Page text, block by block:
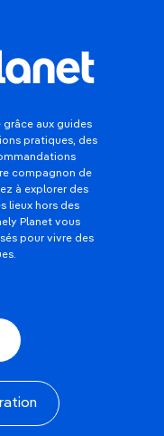
grâce aux guides
pratiques, des
compagnon de
à explorer des
lieux hors des
Planet vous
pour vivre des